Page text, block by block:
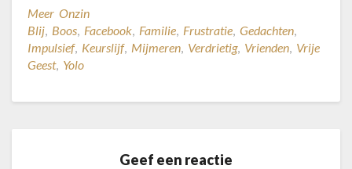
Meer Onzin
Blij Boos Facebook Familie Frustratie Gedachten
Impulsief, Keurslijf, Mijmeren Verdrietig, Vrienden Vrije
Geest, Yolo
Geef een reactie